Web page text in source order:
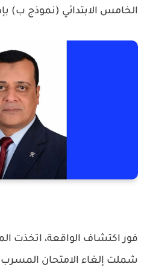
الخامس الابتدائي (نموذج ب)
فور اكتشاف الواقعة، اتخذت
شملت إلغاء الامتحان المسرب